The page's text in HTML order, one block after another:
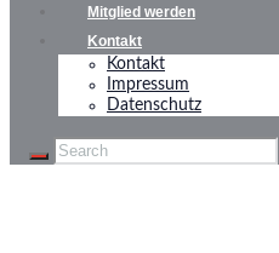
Mitglied werden
Kontakt
Kontakt
Impressum
Datenschutz